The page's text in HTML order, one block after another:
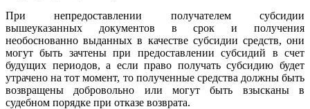
При непредоставлении получателем субсидии
вышеуказанных документов в срок и получения
необоснованно выданных в качестве субсидии средств, они
могут быть зачтены при предоставлении субсидий в счет
будущих периодов, а если право получать субсидию будет
утрачено на тот момент, то полученные средства должны быть
возвращены добровольно или могут быть взысканы в
судебном порядке при отказе возврата.